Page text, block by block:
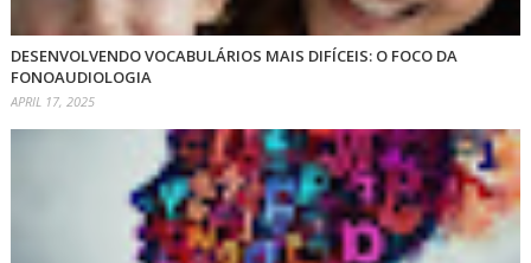
DESENVOLVENDO VOCABULÁRIOS MAIS DIFÍCEIS: O FOCO DA
FONOAUDIOLOGIA
APRIL 17, 2025